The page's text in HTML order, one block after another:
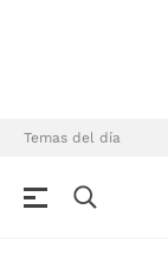
Temas del día